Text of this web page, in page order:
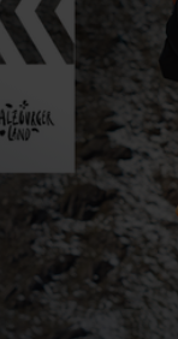
Gastein Classics
Die Nord - Das
Kunst,